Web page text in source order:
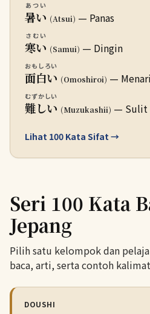
暑い
あつい
(Atsui) — Panas
寒い
さむい
(Samui) — Dingin
面白い
おもしろい
(Omoshiroi) —
難しい
むずかしい
(Muzukashii) — Sulit
Lihat 100 Kata Sifat →
Seri 100 Kata
Jepang
Pilih satu kelompok dan
baca, arti, serta contoh
DOUSHI